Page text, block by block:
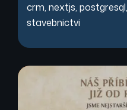
crm, nextjs, postgresql,
stavebnictvi